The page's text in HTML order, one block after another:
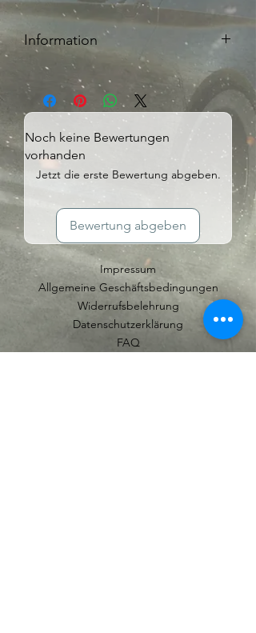
Information
Nur bei Facelift Fahrzeugen möglich.
Noch keine Bewertungen
vorhanden
Jetzt die erste Bewertung abgeben.
Bewertung abgeben
Impressum
Allgemeine Geschäftsbedingungen
Widerrufsbelehrung
Datenschutzerklärung
FAQ